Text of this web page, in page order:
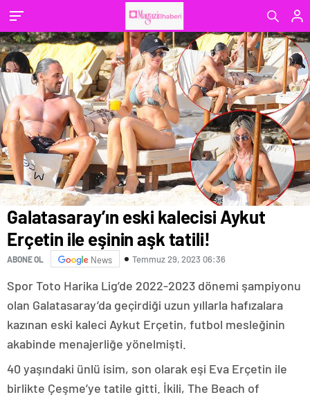
Galatasaray’ın eski kalecisi Aykut
Erçetin ile eşinin aşk tatili!
ABONE OL News Temmuz 29, 2023 06:36
Spor Toto Harika Lig’de 2022-2023 dönemi şampiyonu
olan Galatasaray’da geçirdiği uzun yıllarla hafızalara
kazınan eski kaleci Aykut Erçetin, futbol mesleğinin
akabinde menajerliğe yönelmişti.
40 yaşındaki ünlü isim, son olarak eşi Eva Erçetin ile
birlikte Çeşme’ye tatile gitti. İkili, The Beach of